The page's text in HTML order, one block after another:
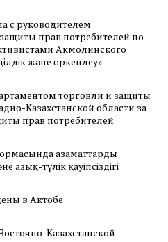
с руководителем
прав потребителей по
Акмолинского
және өркендеу»
торговли и защиты
Казахстанской области за
прав потребителей
азаматтарды
азық-түлік қауіпсіздігі
в Актобе
Казахстанской